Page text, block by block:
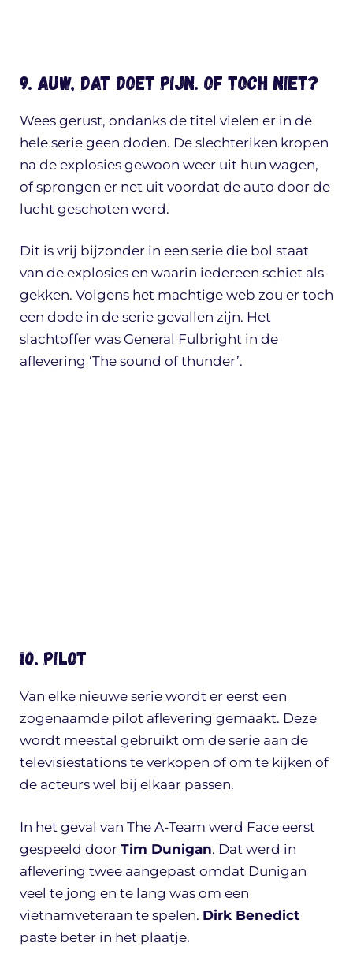
9. Auw, dat doet pijn. Of toch niet?
Wees gerust, ondanks de titel vielen er in de
hele serie geen doden. De slechteriken kropen
na de explosies gewoon weer uit hun wagen,
of sprongen er net uit voordat de auto door de
lucht geschoten werd.
Dit is vrij bijzonder in een serie die bol staat
van de explosies en waarin iedereen schiet als
gekken. Volgens het machtige web zou er toch
een dode in de serie gevallen zijn. Het
slachtoffer was General Fulbright in de
aflevering ‘The sound of thunder’.
10. Pilot
Van elke nieuwe serie wordt er eerst een
zogenaamde pilot aflevering gemaakt. Deze
wordt meestal gebruikt om de serie aan de
televisiestations te verkopen of om te kijken of
de acteurs wel bij elkaar passen.
In het geval van The A-Team werd Face eerst
gespeeld door Tim Dunigan. Dat werd in
aflevering twee aangepast omdat Dunigan
veel te jong en te lang was om een
vietnamveteraan te spelen. Dirk Benedict
paste beter in het plaatje.